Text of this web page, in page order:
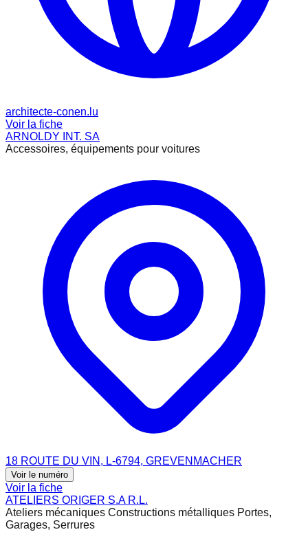
architecte-conen.lu
Voir la fiche
ARNOLDY INT. SA
Accessoires, équipements pour voitures
18 ROUTE DU VIN, L-6794, GREVENMACHER
Voir le numéro
Voir la fiche
ATELIERS ORIGER S.A R.L.
Ateliers mécaniques Constructions métalliques Portes,
Garages, Serrures